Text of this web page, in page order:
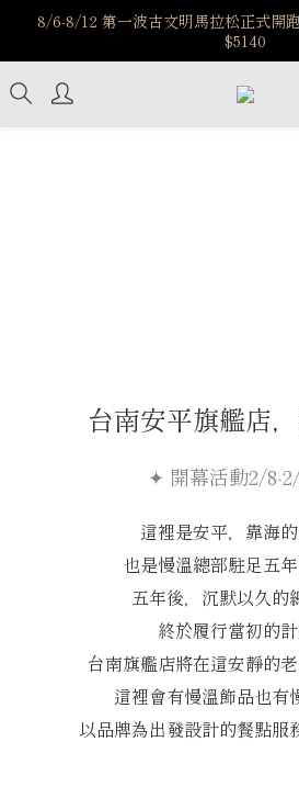
️8/6-8/12 第一波古文明馬拉松正式開
$5140
️8/6-8/12 第一波古文明馬拉松正式開
$5140
7/15-8/25 神秘星象學系列｜獅子座時
利
台南安平旗艦店
✦ 開幕活動2/8-
這裡是安平，靠海的
也是慢溫總部駐足五年
五年後，沉默以久的
終於履行當初的計
台南旗艦店將在這安靜的老
這裡會有慢溫飾品也有
以品牌為出發設計的餐點服